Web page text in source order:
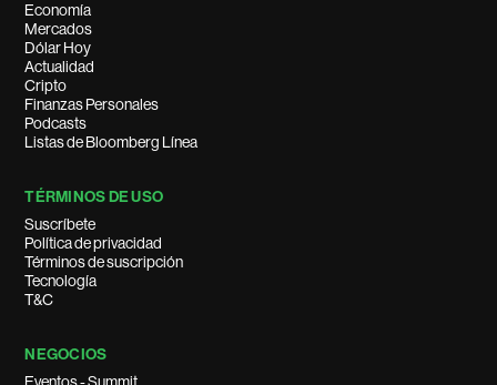
Economía
Mercados
Dólar Hoy
Actualidad
Cripto
Finanzas Personales
Podcasts
Listas de Bloomberg Línea
TÉRMINOS DE USO
Suscríbete
Política de privacidad
Términos de suscripción
Tecnología
T&C
NEGOCIOS